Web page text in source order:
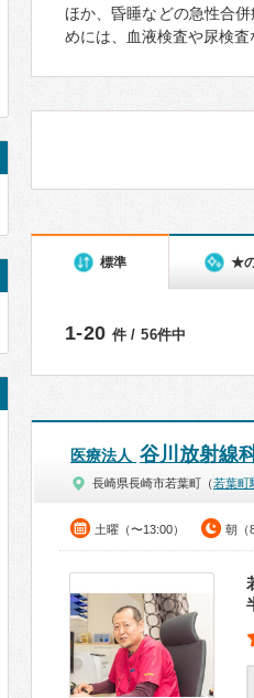
ほか、昏睡などの急性合
めには、血液検査や尿検
標準 ★
1-20 件 / 56件中
医療法人 谷川放射線
長崎県長崎市若葉町（若葉町
土曜（〜13:00） 朝（